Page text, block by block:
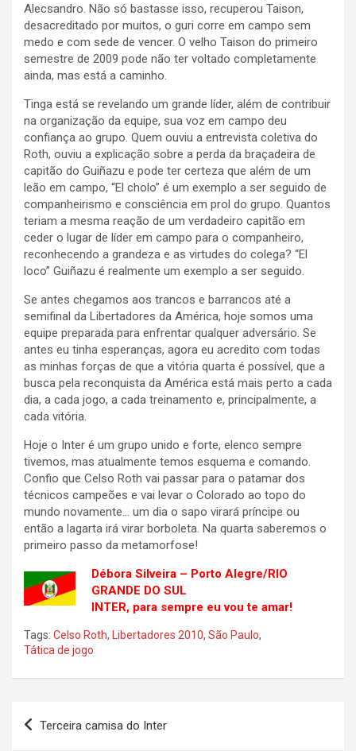
Alecsandro. Não só bastasse isso, recuperou Taison,
desacreditado por muitos, o guri corre em campo sem
medo e com sede de vencer. O velho Taison do primeiro
semestre de 2009 pode não ter voltado completamente
ainda, mas está a caminho.
Tinga está se revelando um grande líder, além de contribuir
na organização da equipe, sua voz em campo deu
confiança ao grupo. Quem ouviu a entrevista coletiva do
Roth, ouviu a explicação sobre a perda da braçadeira de
capitão do Guiñazu e pode ter certeza que além de um
leão em campo, “El cholo” é um exemplo a ser seguido de
companheirismo e consciência em prol do grupo. Quantos
teriam a mesma reação de um verdadeiro capitão em
ceder o lugar de líder em campo para o companheiro,
reconhecendo a grandeza e as virtudes do colega? “El
loco” Guiñazu é realmente um exemplo a ser seguido.
Se antes chegamos aos trancos e barrancos até a
semifinal da Libertadores da América, hoje somos uma
equipe preparada para enfrentar qualquer adversário. Se
antes eu tinha esperanças, agora eu acredito com todas
as minhas forças de que a vitória quarta é possível, que a
busca pela reconquista da América está mais perto a cada
dia, a cada jogo, a cada treinamento e, principalmente, a
cada vitória.
Hoje o Inter é um grupo unido e forte, elenco sempre
tivemos, mas atualmente temos esquema e comando.
Confio que Celso Roth vai passar para o patamar dos
técnicos campeões e vai levar o Colorado ao topo do
mundo novamente… um dia o sapo virará príncipe ou
então a lagarta irá virar borboleta. Na quarta saberemos o
primeiro passo da metamorfose!
Débora Silveira – Porto Alegre/RIO
GRANDE DO SUL
INTER, para sempre eu vou te amar!
Tags: Celso Roth, Libertadores 2010, São Paulo,
Tática de jogo
Navegação
de
Terceira camisa do Inter